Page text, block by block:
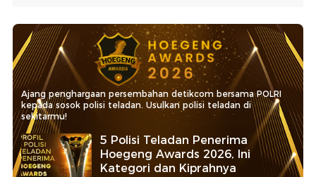
Ajang penghargaan persembahan detikcom bersama POLRI
kepada sosok polisi teladan. Usulkan polisi teladan di
sekitarmu!
5 Polisi Teladan Penerima
Hoegeng Awards 2026, Ini
Kategori dan Kiprahnya